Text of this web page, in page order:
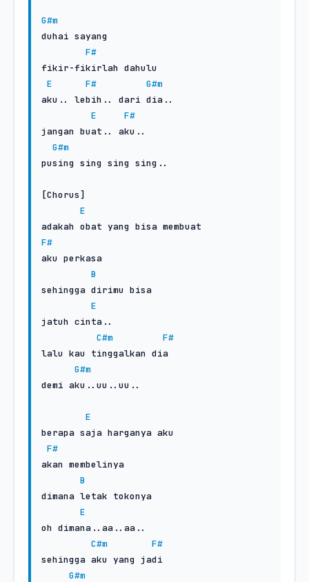
G#m
duhai sayang
F#
fikir-fikirlah dahulu
E
F#
G#m
aku.. lebih.. dari dia..
E
F#
jangan buat.. aku..
G#m
pusing sing sing sing..
[Chorus]
E
F#
aku perkasa
B
sehingga dirimu bisa
E
jatuh cinta..
C#m
F#
lalu kau tinggalkan dia
G#m
demi aku..uu..uu..
E
berapa saja harganya aku
F#
akan membelinya
B
dimana letak tokonya
E
oh dimana..aa..aa..
C#m
F#
sehingga aku yang jadi
G#m